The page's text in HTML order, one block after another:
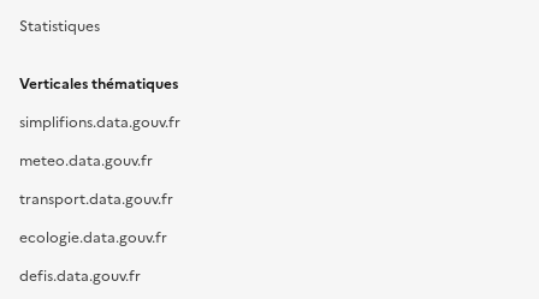
Statistiques
Verticales thématiques
simplifions.data.gouv.fr
meteo.data.gouv.fr
transport.data.gouv.fr
ecologie.data.gouv.fr
defis.data.gouv.fr